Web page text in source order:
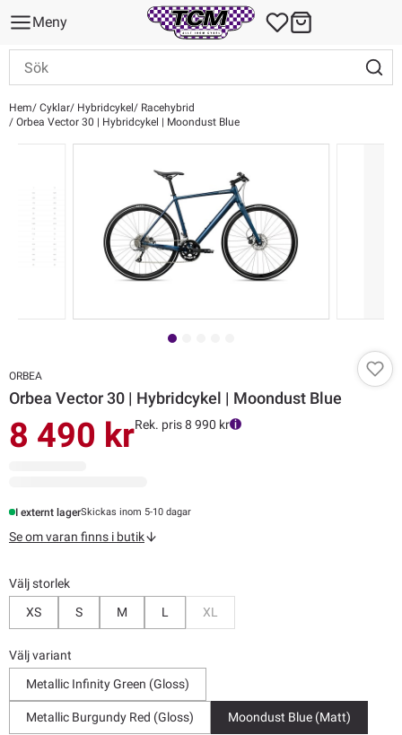
Meny
Hem Cyklar Hybridcykel
Racehybrid
Orbea Vector 30 | Hybridcykel | Moondust Blue
ORBEA
Orbea Vector 30 | Hybridcykel | Moondust Blue
8 490 krRek. pris 8 990 kr
I externt lagerSkickas inom 5-10 dagar
Se om varan finns i butik
Välj storlek
XS
S M L XL
Välj variant
Metallic Infinity Green (Gloss)
Metallic Burgundy Red (Gloss) Moondust Blue (Matt)